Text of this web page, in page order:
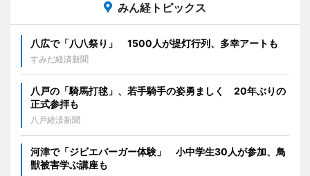
みん経トピックス
八広で「八八祭り」 1500人が提灯行列、多幸アートも
すみだ経済新聞
八戸の「騎馬打毬」、若手騎手の姿勇ましく 20年ぶりの
正式参拝も
八戸経済新聞
河津で「ジビエバーガー体験」 小中学生30人が参加、鳥
獣被害学ぶ講座も